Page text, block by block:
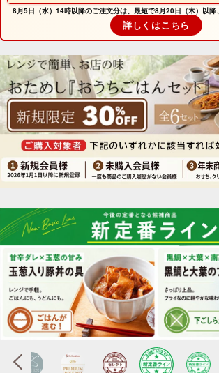
8月5日（水）14時以降のご注文分は、最短で8月20日（木）以降
詳しくはこちら